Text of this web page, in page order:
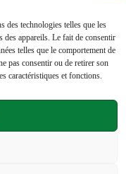
des technologies telles que les
des appareils. Le fait de consentir
telles que le comportement de
pas consentir ou de retirer son
caractéristiques et fonctions.